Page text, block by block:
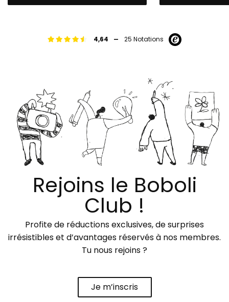
4,64 - 25 Notations
Rejoins le Boboli
Club !
Profite de réductions exclusives, de surprises
irrésistibles et d’avantages réservés à nos membres.
Tu nous rejoins ?
Je m’inscris